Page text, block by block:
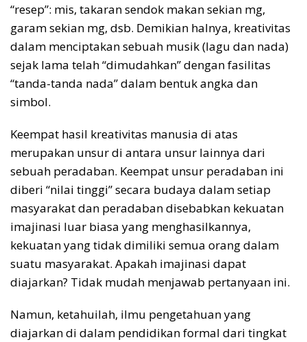
“resep”: mis, takaran sendok makan sekian mg,
garam sekian mg, dsb. Demikian halnya, kreativitas
dalam menciptakan sebuah musik (lagu dan nada)
sejak lama telah “dimudahkan” dengan fasilitas
“tanda-tanda nada” dalam bentuk angka dan
simbol.
Keempat hasil kreativitas manusia di atas
merupakan unsur di antara unsur lainnya dari
sebuah peradaban. Keempat unsur peradaban ini
diberi “nilai tinggi” secara budaya dalam setiap
masyarakat dan peradaban disebabkan kekuatan
imajinasi luar biasa yang menghasilkannya,
kekuatan yang tidak dimiliki semua orang dalam
suatu masyarakat. Apakah imajinasi dapat
diajarkan? Tidak mudah menjawab pertanyaan ini.
Namun, ketahuilah, ilmu pengetahuan yang
diajarkan di dalam pendidikan formal dari tingkat